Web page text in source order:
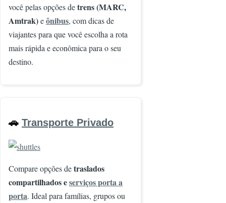
você pelas opções detrens (MARC,
Amtrak)eônibus, com dicas de
viajantes para que você escolha a rota
mais rápida e econômica para o seu
destino.
🚗 Transporte Privado
Imagem
Compare opções detraslados
compartilhados eserviços porta a
porta. Ideal para famílias, grupos ou